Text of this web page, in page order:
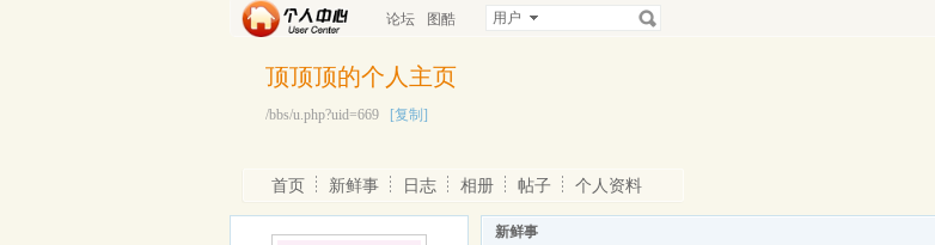
论坛 图酷 用户
顶顶顶的个人主页
/bbs/u.php?uid=669 [复制]
首页 新鲜事 日志 相册 帖子 个人资料
新鲜事